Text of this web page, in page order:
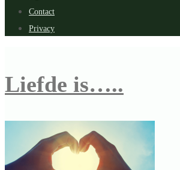
Contact
Privacy
Liefde is…..